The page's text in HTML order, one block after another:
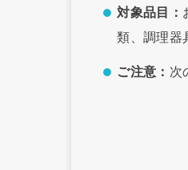
対象品目：
類、調理器
ご注意： 次